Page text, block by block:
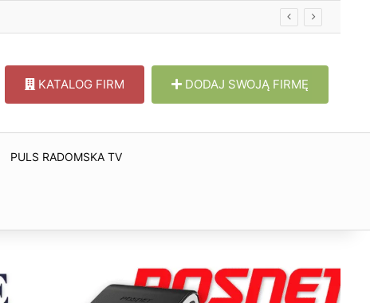
KATALOG FIRM DODAJ SWOJĄ FIRMĘ
PULS RADOMSKA TV